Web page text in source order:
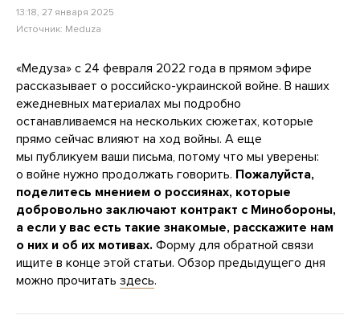
13:18, 27 января 2025
Источник: Meduza
«Медуза» с 24 февраля 2022 года в прямом эфире
рассказывает о российско-украинской войне. В наших
ежедневных материалах мы подробно
останавливаемся на нескольких сюжетах, которые
прямо сейчас влияют на ход войны. А еще
мы публикуем ваши письма, потому что мы уверены:
о войне нужно продолжать говорить. Пожалуйста,
поделитесь мнением о россиянах, которые
добровольно заключают контракт с Минобороны,
а если у вас есть такие знакомые, расскажите нам
о них и об их мотивах. Форму для обратной связи
ищите в конце этой статьи. Обзор предыдущего дня
можно прочитать здесь.